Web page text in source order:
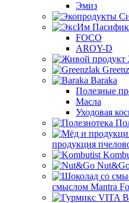
Эмиз
FOCO
AROY-D
Baraka
Полезные
Масла
Уходовая
продукция
смыслом Mantra